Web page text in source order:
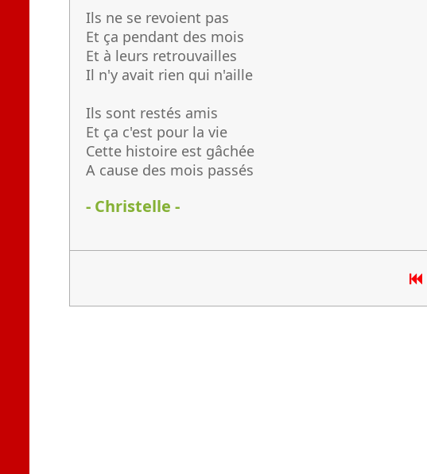
Ils ne se revoient pas
Et ça pendant des mois
Et à leurs retrouvailles
Il n'y avait rien qui n'aille
Ils sont restés amis
Et ça c'est pour la vie
Cette histoire est gâchée
A cause des mois passés
- Christelle -